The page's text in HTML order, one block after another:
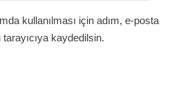
kullanılması için adım, e-posta
kaydedilsin.